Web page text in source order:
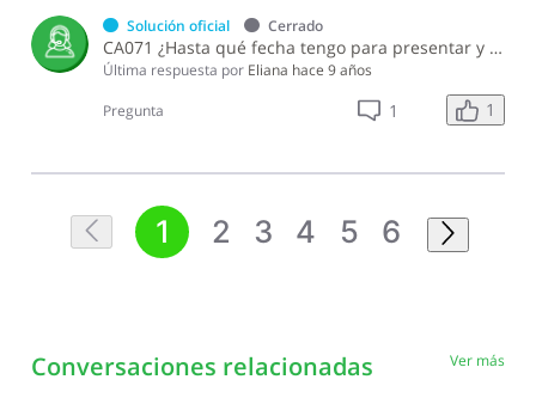
Solución oficial Cerrado
CA071 ¿Hasta qué fecha tengo para presentar y pagar las retenciones a la DGII correspondiente a la Norma General 07-2011?
Última respuesta por Eliana hace 9 años
Pregunta 1 1
1 2 3 4 5 6
Conversaciones relacionadas Ver más